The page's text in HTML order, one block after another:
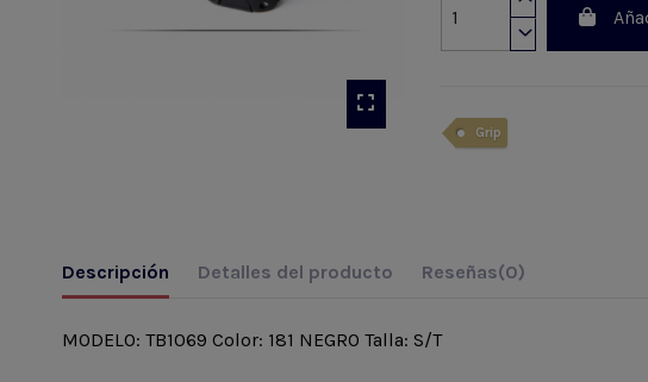
Grip
Descripción Detalles del producto Reseñas(0)
MODELO: TB1069 Color: 181 NEGRO Talla: S/T